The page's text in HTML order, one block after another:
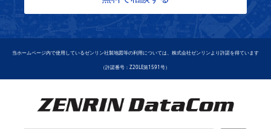
当ホームページ内で使用しているゼンリン社製地図等の利用については、株式会社ゼンリンより許諾を得ています
（許諾番号：Z20LE第1591号）